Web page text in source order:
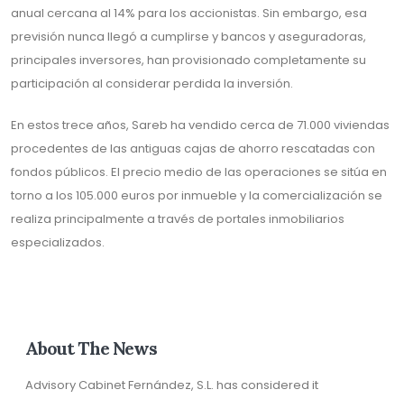
anual cercana al 14% para los accionistas. Sin embargo, esa
previsión nunca llegó a cumplirse y bancos y aseguradoras,
principales inversores, han provisionado completamente su
participación al considerar perdida la inversión.
En estos trece años, Sareb ha vendido cerca de 71.000 viviendas
procedentes de las antiguas cajas de ahorro rescatadas con
fondos públicos. El precio medio de las operaciones se sitúa en
torno a los 105.000 euros por inmueble y la comercialización se
realiza principalmente a través de portales inmobiliarios
especializados.
About The News
Advisory Cabinet Fernández, S.L. has considered it